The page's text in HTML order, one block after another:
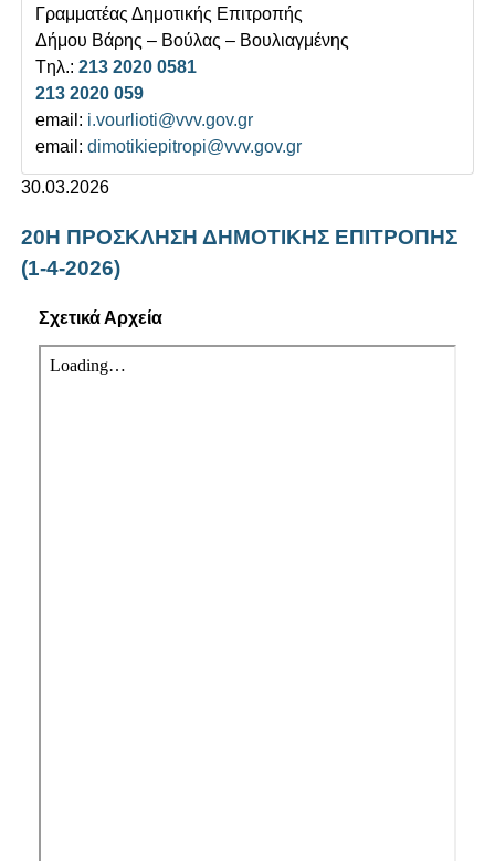
Γραμματέας Δημοτικής Επιτροπής
Δήμου Βάρης – Βούλας – Βουλιαγμένης
Tηλ.:213 2020 0581
213 2020 059
email: i.vourlioti@vvv.gov.gr
email:dimotikiepitropi@vvv.gov.gr
30.03.2026
20Η ΠΡΟΣΚΛΗΣΗ ΔΗΜΟΤΙΚΗΣ ΕΠΙΤΡΟΠΗΣ
(1-4-2026)
Σχετικά Αρχεία